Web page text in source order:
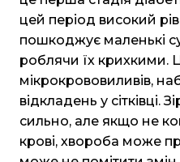
цей період високий
пошкоджує маленькі
роблячи їх крихкими.
мікрокрововиливів,
відкладень у сітківці.
сильно, але якщо не
крові, хвороба може